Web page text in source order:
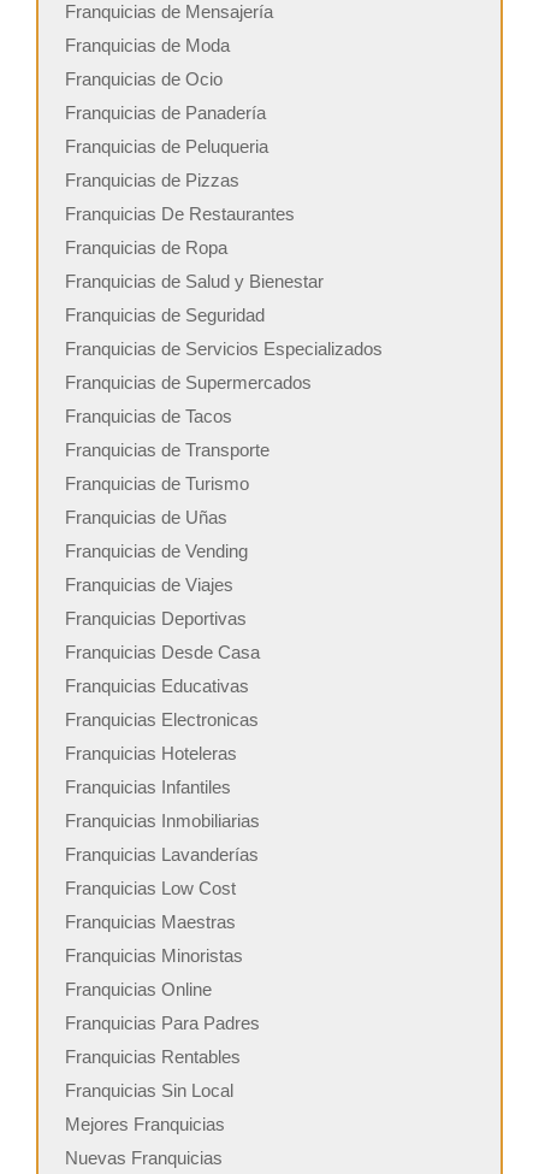
Franquicias de Mensajería
Franquicias de Moda
Franquicias de Ocio
Franquicias de Panadería
Franquicias de Peluqueria
Franquicias de Pizzas
Franquicias De Restaurantes
Franquicias de Ropa
Franquicias de Salud y Bienestar
Franquicias de Seguridad
Franquicias de Servicios Especializados
Franquicias de Supermercados
Franquicias de Tacos
Franquicias de Transporte
Franquicias de Turismo
Franquicias de Uñas
Franquicias de Vending
Franquicias de Viajes
Franquicias Deportivas
Franquicias Desde Casa
Franquicias Educativas
Franquicias Electronicas
Franquicias Hoteleras
Franquicias Infantiles
Franquicias Inmobiliarias
Franquicias Lavanderías
Franquicias Low Cost
Franquicias Maestras
Franquicias Minoristas
Franquicias Online
Franquicias Para Padres
Franquicias Rentables
Franquicias Sin Local
Mejores Franquicias
Nuevas Franquicias